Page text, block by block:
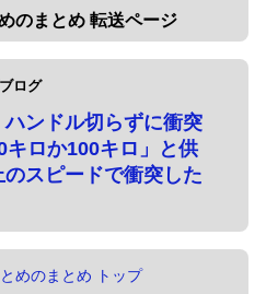
のまとめ 転送ページ
ログ
ハンドル切らずに衝突
ロか100キロ」と供
スピードで衝突した
めのまとめ トップ